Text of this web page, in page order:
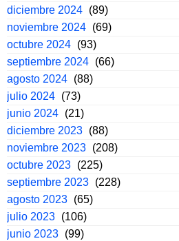
diciembre 2024 (89)
noviembre 2024 (69)
octubre 2024 (93)
septiembre 2024 (66)
agosto 2024 (88)
julio 2024 (73)
junio 2024 (21)
diciembre 2023 (88)
noviembre 2023 (208)
octubre 2023 (225)
septiembre 2023 (228)
agosto 2023 (65)
julio 2023 (106)
junio 2023 (99)